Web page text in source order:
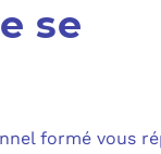
se
formé vous